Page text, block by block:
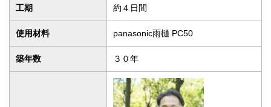
工期 約４日間
使用材料 panasonic雨樋 PC50
築年数 ３０年